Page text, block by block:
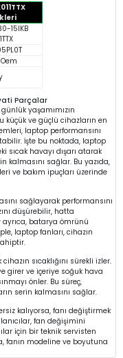
15IKB
Parçalar
yaşamımızın
küçük ve güçlü cihazların en
laptop performansını
İşte bu noktada, laptop
sıcak havayı dışarı atarak
kalmasını sağlar. Bu yazıda,
ve bakım ipuçları üzerinde
sağlayarak performansını
düşürebilir, hatta
ayrıca, batarya ömrünü
laptop fanları, cihazın
sıcaklığını sürekli izler.
girer ve içeriye soğuk hava
önler. Bu süreç,
serin kalmasını sağlar.
kalıyorsa, fanı değiştirmek
fan değişimini
için bir teknik servisten
fanın modeline ve boyutuna